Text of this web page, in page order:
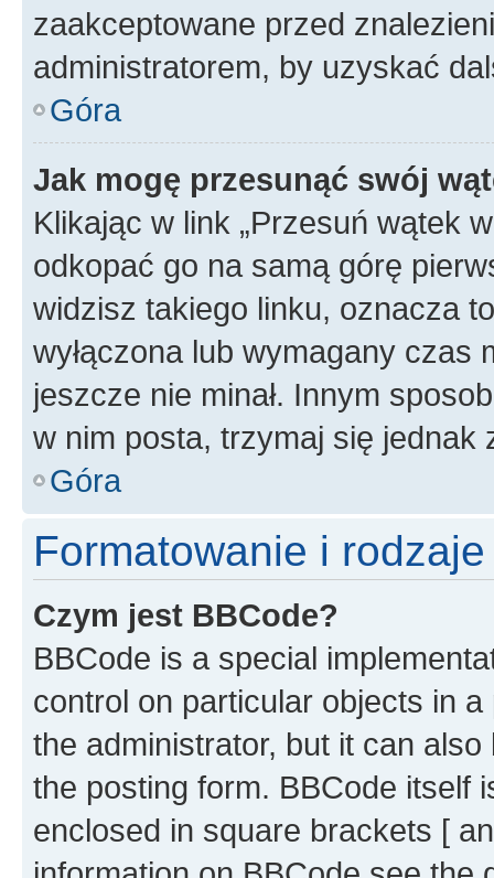
zaakceptowane przed
administratorem, by uzyskać
Góra
Jak mogę przesunąć swój
Klikając w link „Przesuń wątek
odkopać go na samą górę
widzisz takiego linku, oznacza
wyłączona lub wymagany czas
jeszcze nie minał. Innym
w nim posta, trzymaj się jednak
Góra
Formatowanie i
Czym jest BBCode?
BBCode is a special
control on particular objects in
the administrator, but it can
the posting form. BBCode itself
enclosed in square brackets [